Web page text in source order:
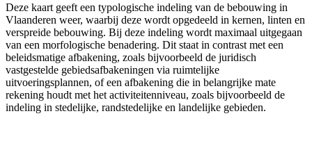
Deze kaart geeft een typologische indeling van de bebouwing in
Vlaanderen weer, waarbij deze wordt opgedeeld in kernen, linten en
verspreide bebouwing. Bij deze indeling wordt maximaal uitgegaan
van een morfologische benadering. Dit staat in contrast met een
beleidsmatige afbakening, zoals bijvoorbeeld de juridisch
vastgestelde gebiedsafbakeningen via ruimtelijke
uitvoeringsplannen, of een afbakening die in belangrijke mate
rekening houdt met het activiteitenniveau, zoals bijvoorbeeld de
indeling in stedelijke, randstedelijke en landelijke gebieden.